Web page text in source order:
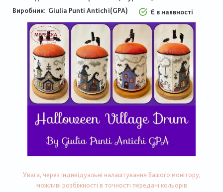
Виробник: Giulia Punti Antichi(GPA) Є в наявності
Увага, через індивідуальні налаштування Вашого монітору,
можливі розбіжності в точності передачі кольорів